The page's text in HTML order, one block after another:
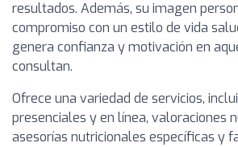
resultados. Además, su imagen
compromiso con un estilo de vida
genera confianza y motivación en
consultan.
Ofrece una variedad de servicios,
presenciales y en línea, valoraciones
asesorías nutricionales específicas y